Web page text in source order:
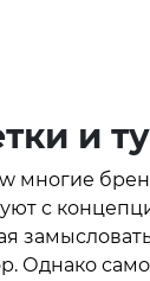
и
многие
с
Однако